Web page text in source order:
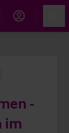
-
im